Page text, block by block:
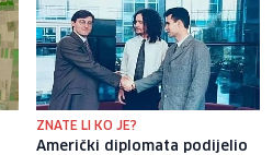
ZNATE LI KO JE?
Američki diplomata podijelio